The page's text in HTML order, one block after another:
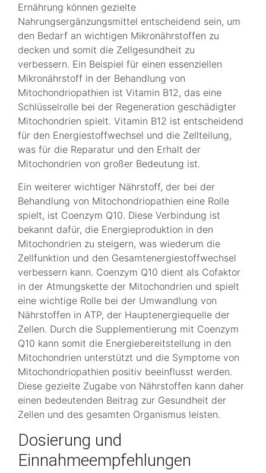
Ernährung können gezielte
Nahrungsergänzungsmittel entscheidend sein, um
den Bedarf an wichtigen Mikronährstoffen zu
decken und somit die Zellgesundheit zu
verbessern. Ein Beispiel für einen essenziellen
Mikronährstoff in der Behandlung von
Mitochondriopathien ist Vitamin B12, das eine
Schlüsselrolle bei der Regeneration geschädigter
Mitochondrien spielt. Vitamin B12 ist entscheidend
für den Energiestoffwechsel und die Zellteilung,
was für die Reparatur und den Erhalt der
Mitochondrien von großer Bedeutung ist.
Ein weiterer wichtiger Nährstoff, der bei der
Behandlung von Mitochondriopathien eine Rolle
spielt, ist Coenzym Q10. Diese Verbindung ist
bekannt dafür, die Energieproduktion in den
Mitochondrien zu steigern, was wiederum die
Zellfunktion und den Gesamtenergiestoffwechsel
verbessern kann. Coenzym Q10 dient als Cofaktor
in der Atmungskette der Mitochondrien und spielt
eine wichtige Rolle bei der Umwandlung von
Nährstoffen in ATP, der Hauptenergiequelle der
Zellen. Durch die Supplementierung mit Coenzym
Q10 kann somit die Energiebereitstellung in den
Mitochondrien unterstützt und die Symptome von
Mitochondriopathien positiv beeinflusst werden.
Diese gezielte Zugabe von Nährstoffen kann daher
einen bedeutenden Beitrag zur Gesundheit der
Zellen und des gesamten Organismus leisten.
Dosierung und
Einnahmeempfehlungen